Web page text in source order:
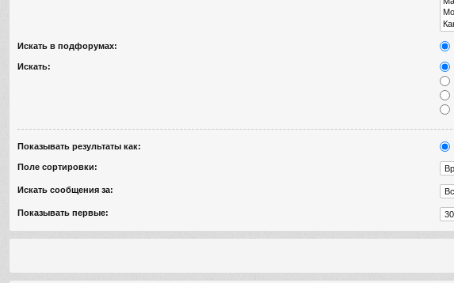
Искать в подфорумах:
Искать:
Показывать результаты как:
Поле сортировки:
Искать сообщения за:
Показывать первые: